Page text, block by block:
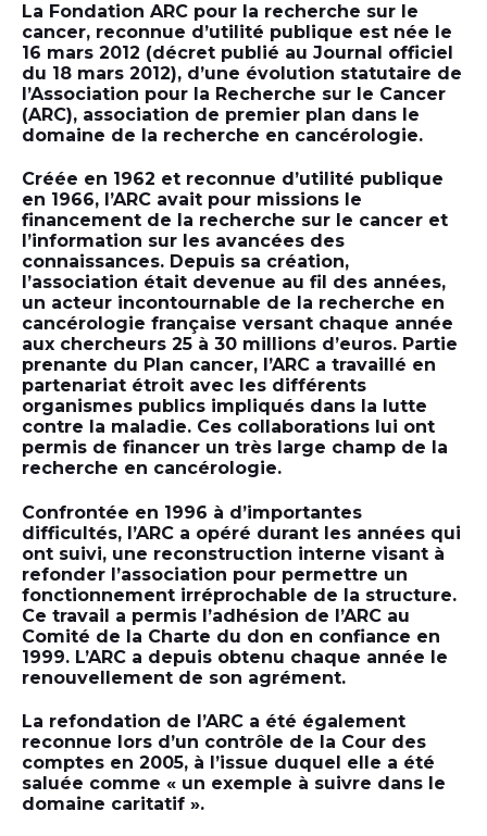
La Fondation ARC pour la recherche sur le
cancer, reconnue d’utilité publique est née le
16 mars 2012 (décret publié au Journal officiel
du 18 mars 2012), d’une évolution statutaire de
l’Association pour la Recherche sur le Cancer
(ARC), association de premier plan dans le
domaine de la recherche en cancérologie.
Créée en 1962 et reconnue d’utilité publique
en 1966, l’ARC avait pour missions le
financement de la recherche sur le cancer et
l’information sur les avancées des
connaissances. Depuis sa création,
l’association était devenue au fil des années,
un acteur incontournable de la recherche en
cancérologie française versant chaque année
aux chercheurs 25 à 30 millions d’euros. Partie
prenante du Plan cancer, l’ARC a travaillé en
partenariat étroit avec les différents
organismes publics impliqués dans la lutte
contre la maladie. Ces collaborations lui ont
permis de financer un très large champ de la
recherche en cancérologie.
Confrontée en 1996 à d’importantes
difficultés, l’ARC a opéré durant les années qui
ont suivi, une reconstruction interne visant à
refonder l’association pour permettre un
fonctionnement irréprochable de la structure.
Ce travail a permis l’adhésion de l’ARC au
Comité de la Charte du don en confiance en
1999. L’ARC a depuis obtenu chaque année le
renouvellement de son agrément.
La refondation de l’ARC a été également
reconnue lors d’un contrôle de la Cour des
comptes en 2005, à l’issue duquel elle a été
saluée comme « un exemple à suivre dans le
domaine caritatif ».